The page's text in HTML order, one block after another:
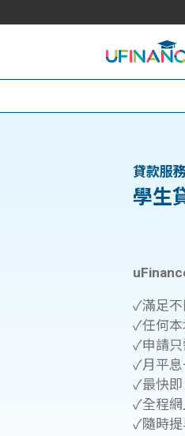
貸款服
學生
✓滿足不
✓任何本
✓申請只
✓月平息
✓最快即
✓全程網
✓隨時提